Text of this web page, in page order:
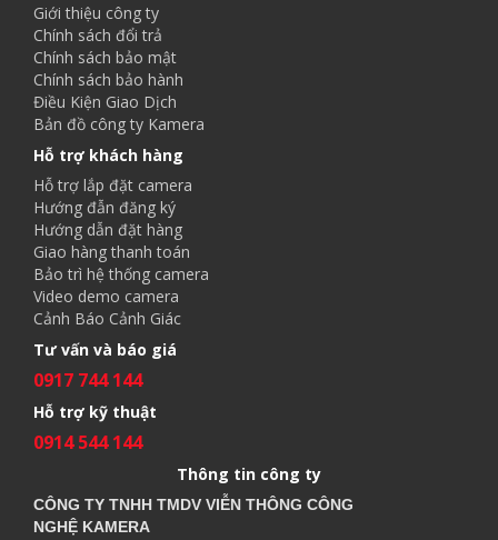
Giới thiệu công ty
Chính sách đổi trả
Chính sách bảo mật
Chính sách bảo hành
Điều Kiện Giao Dịch
Bản đồ công ty Kamera
Hỗ trợ khách hàng
Hỗ trợ lắp đặt camera
Hướng đẫn đăng ký
Hướng dẫn đặt hàng
Giao hàng thanh toán
Bảo trì hệ thống camera
Video demo camera
Cảnh Báo Cảnh Giác
Tư vấn và báo giá
0917 744 144
Hỗ trợ kỹ thuật
0914 544 144
Thông tin công ty
CÔNG TY TNHH TMDV VIỄN THÔNG CÔNG
NGHỆ KAMERA